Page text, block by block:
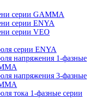
серии GAMMA
серии ENYA
серии VEO
серии ENYA
напряжения 1-фазные
напряжения 3-фазные
тока 1-фазные серии